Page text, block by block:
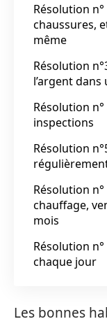
Résolution
chaussures,
même
Résolution
l’argent
Résolution
inspections
Résolution
Résolution
chauffage,
mois
Résolution
chaque jour
Les bonnes